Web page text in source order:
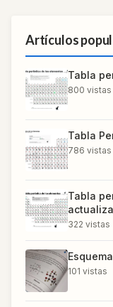
Artículos
Tabla
800 vistas
Tabla
786 vistas
Tabla
322 vistas
101 vistas